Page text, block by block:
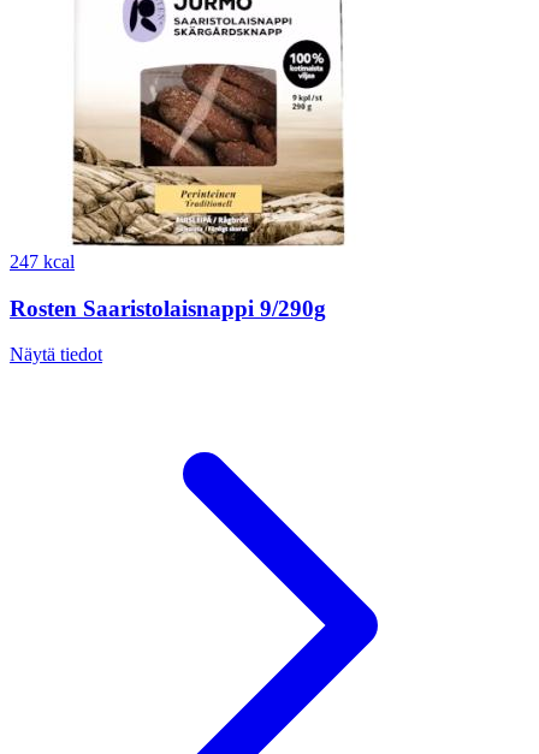
247 kcal
Rosten Saaristolaisnappi 9/290g
Näytä tiedot